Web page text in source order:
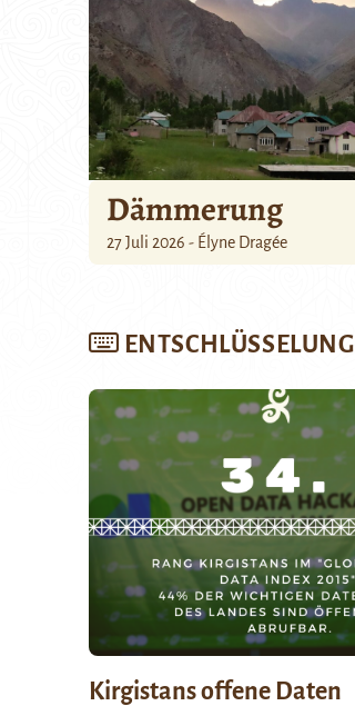
Dämmerung
27 Juli 2026 - Élyne Dragée
ENTSCHLÜSSELUNG
Kirgistans offene Daten